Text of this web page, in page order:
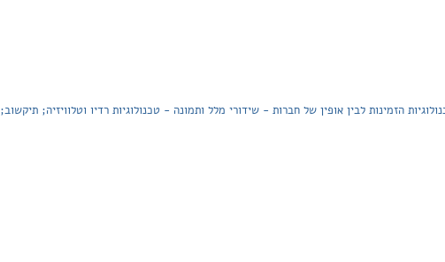
הזמינות לבין אופין של חברות - שידורי מלל ותמונה - טכנולוגיות רדיו וטלוויזיה; תיקשוב;